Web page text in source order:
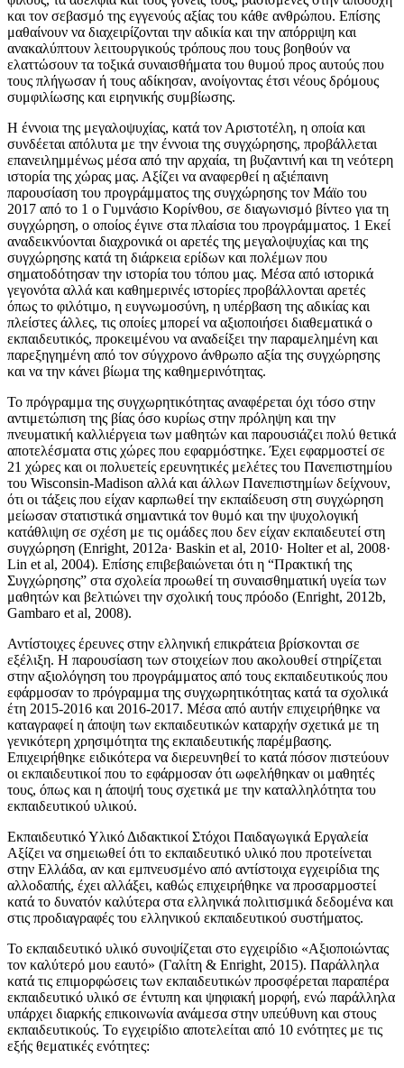
και τον σεβασμό της εγγενούς αξίας του κάθε ανθρώπου. Επίσης
μαθαίνουν να διαχειρίζονται την αδικία και την απόρριψη και
ανακαλύπτουν λειτουργικούς τρόπους που τους βοηθούν να
ελαττώσουν τα τοξικά συναισθήματα του θυμού προς αυτούς που
τους πλήγωσαν ή τους αδίκησαν, ανοίγοντας έτσι νέους δρόμους
συμφιλίωσης και ειρηνικής συμβίωσης.
Η έννοια της μεγαλοψυχίας, κατά τον Αριστοτέλη, η οποία και
συνδέεται απόλυτα με την έννοια της συγχώρησης, προβάλλεται
επανειλημμένως μέσα από την αρχαία, τη βυζαντινή και τη νεότερη
ιστορία της χώρας μας. Αξίζει να αναφερθεί η αξιέπαινη
παρουσίαση του προγράμματος της συγχώρησης τον Μάϊο του
2017 από το 1 ο Γυμνάσιο Κορίνθου, σε διαγωνισμό βίντεο για τη
συγχώρηση, ο οποίος έγινε στα πλαίσια του προγράμματος. 1 Εκεί
αναδεικνύονται διαχρονικά οι αρετές της μεγαλοψυχίας και της
συγχώρησης κατά τη διάρκεια ερίδων και πολέμων που
σηματοδότησαν την ιστορία του τόπου μας. Μέσα από ιστορικά
γεγονότα αλλά και καθημερινές ιστορίες προβάλλονται αρετές
όπως το φιλότιμο, η ευγνωμοσύνη, η υπέρβαση της αδικίας και
πλείστες άλλες, τις οποίες μπορεί να αξιοποιήσει διαθεματικά ο
εκπαιδευτικός, προκειμένου να αναδείξει την παραμελημένη και
παρεξηγημένη από τον σύγχρονο άνθρωπο αξία της συγχώρησης
και να την κάνει βίωμα της καθημερινότητας.
Το πρόγραμμα της συγχωρητικότητας αναφέρεται όχι τόσο στην
αντιμετώπιση της βίας όσο κυρίως στην πρόληψη και την
πνευματική καλλιέργεια των μαθητών και παρουσιάζει πολύ θετικά
αποτελέσματα στις χώρες που εφαρμόστηκε. Έχει εφαρμοστεί σε
21 χώρες και οι πολυετείς ερευνητικές μελέτες του Πανεπιστημίου
του Wisconsin-Μadison αλλά και άλλων Πανεπιστημίων δείχνουν,
ότι οι τάξεις που είχαν καρπωθεί την εκπαίδευση στη συγχώρηση
μείωσαν στατιστικά σημαντικά τον θυμό και την ψυχολογική
κατάθλιψη σε σχέση με τις ομάδες που δεν είχαν εκπαιδευτεί στη
συγχώρηση (Enright, 2012a· Baskin et al, 2010· Holter et al, 2008·
Lin et al, 2004). Επίσης επιβεβαιώνεται ότι η “Πρακτική της
Συγχώρησης” στα σχολεία προωθεί τη συναισθηματική υγεία των
μαθητών και βελτιώνει την σχολική τους πρόοδο (Enright, 2012b,
Gambaro et al, 2008).
Αντίστοιχες έρευνες στην ελληνική επικράτεια βρίσκονται σε
εξέλιξη. Η παρουσίαση των στοιχείων που ακολουθεί στηρίζεται
στην αξιολόγηση του προγράμματος από τους εκπαιδευτικούς που
εφάρμοσαν το πρόγραμμα της συγχωρητικότητας κατά τα σχολικά
έτη 2015-2016 και 2016-2017. Μέσα από αυτήν επιχειρήθηκε να
καταγραφεί η άποψη των εκπαιδευτικών καταρχήν σχετικά με τη
γενικότερη χρησιμότητα της εκπαιδευτικής παρέμβασης.
Επιχειρήθηκε ειδικότερα να διερευνηθεί το κατά πόσον πιστεύουν
οι εκπαιδευτικοί που το εφάρμοσαν ότι ωφελήθηκαν οι μαθητές
τους, όπως και η άποψή τους σχετικά με την καταλληλότητα του
εκπαιδευτικού υλικού.
Εκπαιδευτικό Υλικό Διδακτικοί Στόχοι Παιδαγωγικά Εργαλεία
Αξίζει να σημειωθεί ότι το εκπαιδευτικό υλικό που προτείνεται
στην Ελλάδα, αν και εμπνευσμένο από αντίστοιχα εγχειρίδια της
αλλοδαπής, έχει αλλάξει, καθώς επιχειρήθηκε να προσαρμοστεί
κατά το δυνατόν καλύτερα στα ελληνικά πολιτισμικά δεδομένα και
στις προδιαγραφές του ελληνικού εκπαιδευτικού συστήματος.
Το εκπαιδευτικό υλικό συνοψίζεται στο εγχειρίδιο «Αξιοποιώντας
τον καλύτερό μου εαυτό» (Γαλίτη & Enright, 2015). Παράλληλα
κατά τις επιμορφώσεις των εκπαιδευτικών προσφέρεται παραπέρα
εκπαιδευτικό υλικό σε έντυπη και ψηφιακή μορφή, ενώ παράλληλα
υπάρχει διαρκής επικοινωνία ανάμεσα στην υπεύθυνη και στους
εκπαιδευτικούς. Το εγχειρίδιο αποτελείται από 10 ενότητες με τις
εξής θεματικές ενότητες: